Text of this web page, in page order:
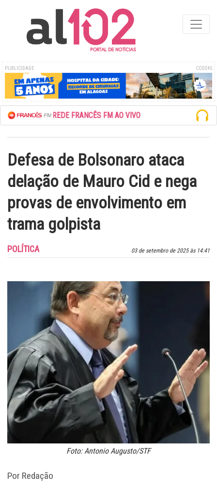
PUBLICIDADE COD345
ESCUTE A REDE FRANCÊS FM AO VIVO
Defesa de Bolsonaro ataca
delação de Mauro Cid e nega
provas de envolvimento em
trama golpista
03 de setembro de 2025 às 14:41
POLÍTICA
Foto: Antonio Augusto/STF
Por Redação